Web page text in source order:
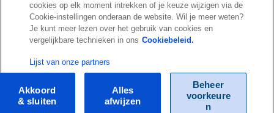
Projectvoortgang op basis
van urenregistratie
i
Rapportage
roosterverantwoording
urenverantwoording
cookies op elk moment intrekken of je keuze wijzigen via de
Cookie-instellingen onderaan de website. Wil je meer weten?
Je kunt meer lezen over het gebruik van cookies en
vergelijkbare technieken in ons Cookiebeleid.
Lijst van onze partners
Beheer
voorkeure
n
Alles
afwijzen
Akkoord
& sluiten